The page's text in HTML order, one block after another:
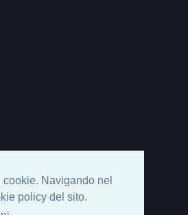
Navigando nel
policy del sito.